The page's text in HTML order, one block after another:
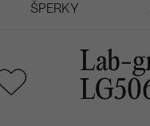
ŠPERKY
Lab-